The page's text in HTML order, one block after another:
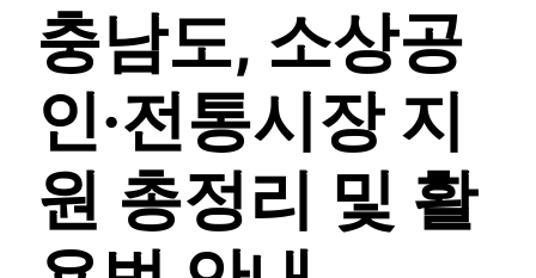
충남도, 소상공
인·전통시장 지
원 총정리 및 활